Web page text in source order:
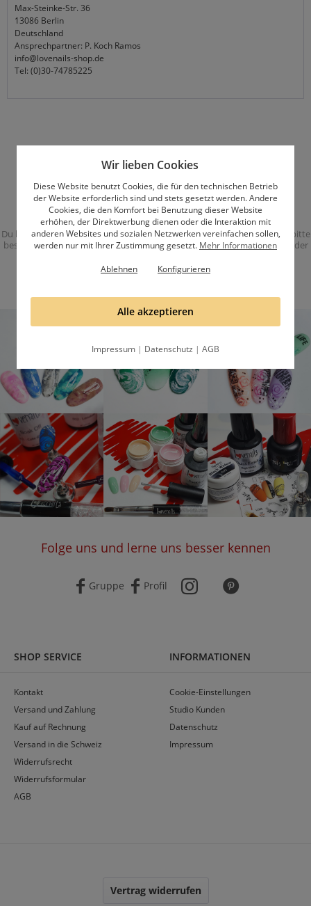
Max-Steinke-Str. 36
13086 Berlin
Deutschland
Ansprechpartner: P. Koch Ramos
info@lovenails-shop.de
Tel: (0)30-74785225
Abonniere unseren Newsletter
Du kannst den Newsletter jederzeit abbestellen. Du erhälst eine Email, bitte
bestätige die Anmeldung mit dem Bestätigungslink in dieser Email. Mit der
Folge uns und lerne uns besser kennen
Gruppe Profil
SHOP SERVICE
Kontakt
Versand und Zahlung
Kauf auf Rechnung
Versand in die Schweiz
Widerrufsrecht
Widerrufsformular
AGB
INFORMATIONEN
Cookie-Einstellungen
Studio Kunden
Datenschutz
Impressum
Vertrag widerrufen
Wir lieben Cookies
Diese Website benutzt Cookies, die für den technischen Betrieb
der Website erforderlich sind und stets gesetzt werden. Andere
Cookies, die den Komfort bei Benutzung dieser Website
erhöhen, der Direktwerbung dienen oder die Interaktion mit
anderen Websites und sozialen Netzwerken vereinfachen sollen,
werden nur mit Ihrer Zustimmung gesetzt. Mehr Informationen
Ablehnen
Konfigurieren
Alle akzeptieren
Impressum | Datenschutz | AGB